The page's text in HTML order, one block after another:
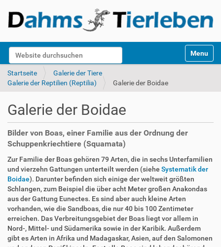
Website durchsuchen
k
Toggle
Startseite
Galerie der Tiere
Galerie der Reptilien (Reptilia)
Galerie der Boidae
Galerie der Boidae
Bilder von Boas, einer Familie aus der Ordnung der
Schuppenkriechtiere (Squamata)
Zur Familie der Boas gehören 79 Arten, die in sechs Unterfamilien
und vierzehn Gattungen unterteilt werden (siehe Systematik der
Boidae). Darunter befinden sich einige der weltweit größten
Schlangen, zum Beispiel die über acht Meter großen Anakondas
aus der Gattung Eunectes. Es sind aber auch kleine Arten
vorhanden, wie die Sandboas, die nur 40 bis 100 Zentimeter
erreichen. Das Verbreitungsgebiet der Boas liegt vor allem in
Nord-, Mittel- und Südamerika sowie in der Karibik. Außerdem
gibt es Arten in Afrika und Madagaskar, Asien, auf den Salomonen